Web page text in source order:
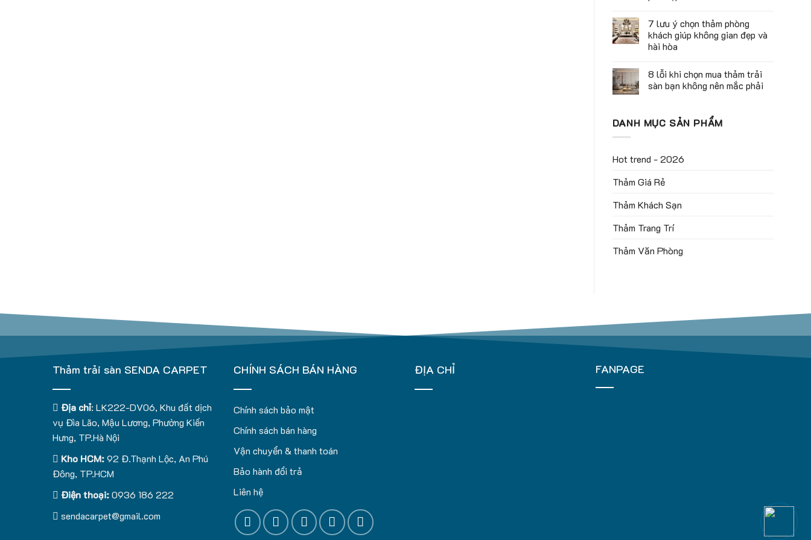
7 lưu ý chọn thảm phòng
khách giúp không gian đẹp và
hài hòa
8 lỗi khi chọn mua thảm trải
sàn bạn không nên mắc phải
DANH MỤC SẢN PHẨM
Hot trend - 2026
Thảm Giá Rẻ
Thảm Khách Sạn
Thảm Trang Trí
Thảm Văn Phòng
Thảm trải sàn SENDA CARPET
Địa chỉ: LK222-DV06, Khu đất dịch
vụ Đìa Lão, Mậu Lương, Phường Kiến
Hưng, TP.Hà Nội
Kho HCM:92 Đ.Thạnh Lộc, An Phú
Đông, TP.HCM
Điện thoại:0936 186 222
sendacarpet@gmail.com
CHÍNH SÁCH BÁN HÀNG
Chính sách bảo mật
Chính sách bán hàng
Vận chuyển & thanh toán
Bảo hành đổi trả
Liên hệ
ĐỊA CHỈ FANPAGE